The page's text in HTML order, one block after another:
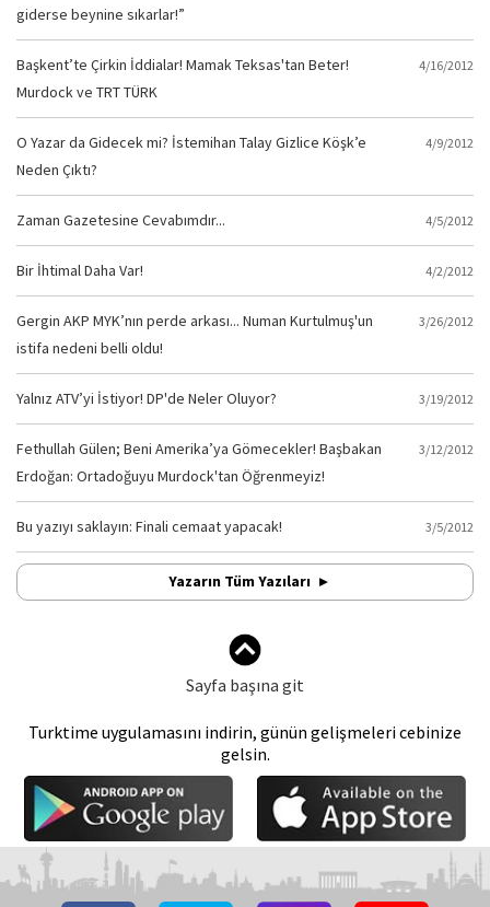
giderse beynine sıkarlar!”
Başkent’te Çirkin İddialar! Mamak Teksas'tan Beter!
Murdock ve TRT TÜRK
4/16/2012
O Yazar da Gidecek mi? İstemihan Talay Gizlice Köşk’e
Neden Çıktı?
4/9/2012
Zaman Gazetesine Cevabımdır... 4/5/2012
Bir İhtimal Daha Var! 4/2/2012
Gergin AKP MYK’nın perde arkası... Numan Kurtulmuş'un
istifa nedeni belli oldu!
3/26/2012
Yalnız ATV’yi İstiyor! DP'de Neler Oluyor? 3/19/2012
Fethullah Gülen; Beni Amerika’ya Gömecekler! Başbakan
Erdoğan: Ortadoğuyu Murdock'tan Öğrenmeyiz!
3/12/2012
Bu yazıyı saklayın: Finali cemaat yapacak! 3/5/2012
Yazarın Tüm Yazıları
Sayfa başına git
Turktime uygulamasını indirin, günün gelişmeleri cebinize
gelsin.